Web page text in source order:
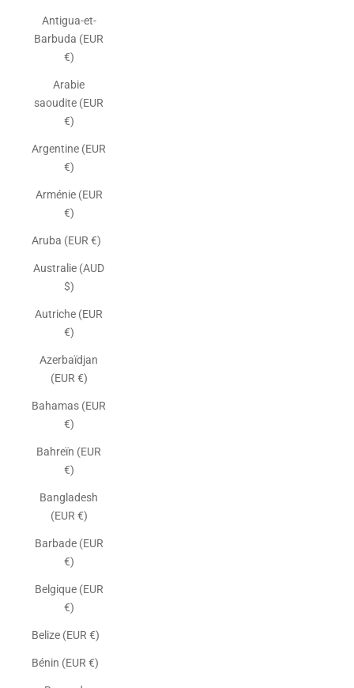
Antigua-et-
Barbuda (EUR
€)
Arabie
saoudite (EUR
€)
Argentine (EUR
€)
Arménie (EUR
€)
Aruba (EUR €)
Australie (AUD
$)
Autriche (EUR
€)
Azerbaïdjan
(EUR €)
Bahamas (EUR
€)
Bahreïn (EUR
€)
Bangladesh
(EUR €)
Barbade (EUR
€)
Belgique (EUR
€)
Belize (EUR €)
Bénin (EUR €)